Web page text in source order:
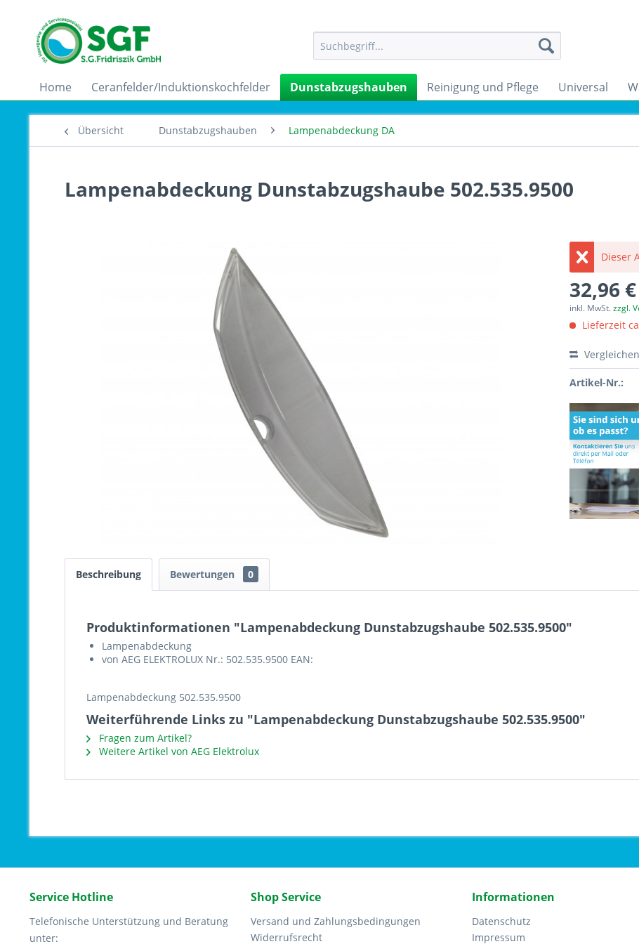
Home Ceranfelder/Induktionskochfelder Dunstabzugshauben Reinigung und Pflege Universal
Übersicht Dunstabzugshauben Lampenabdeckung DA
Lampenabdeckung Dunstabzugshaube 502.535.9500
Dieser
32,96
inkl. MwSt.zzgl.
Lieferzeit
Vergleichen
Artikel-Nr.:
Beschreibung Bewertungen 0
Produktinformationen "Lampenabdeckung Dunstabzugshaube 502.535.9500"
Lampenabdeckung
von AEG ELEKTROLUX Nr.: 502.535.9500 EAN:
Lampenabdeckung 502.535.9500
Weiterführende Links zu "Lampenabdeckung Dunstabzugshaube 502.535.9500"
Fragen zum Artikel?
Weitere Artikel von AEG Elektrolux
Service Hotline
Telefonische Unterstützung und Beratung
unter:
Shop Service
Versand und Zahlungsbedingungen
Widerrufsrecht
Informationen
Datenschutz
Impressum